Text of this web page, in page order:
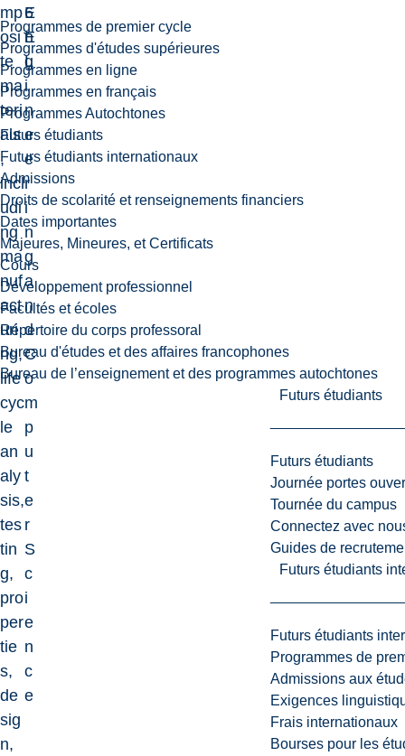
Programmes de premier cycle
Programmes d'études supérieures
Programmes en ligne
Programmes en français
Programmes Autochtones
Futurs étudiants
Futurs étudiants internationaux
Admissions
Droits de scolarité et renseignements financiers
Dates importantes
Majeures, Mineures, et Certificats
Cours
Développement professionnel
Facultés et écoles
Répertoire du corps professoral
Bureau d'études et des affaires francophones
Bureau de l’enseignement et des programmes autochtones
Futurs étudiants
Futurs étudiants
Journée portes
Tournée du campus
Connectez avec
Guides de
Futurs étudiants
Futurs étudiants
Programmes de
Admissions aux
Exigences
Frais internationaux
Bourses pour les
mp
osi
te
ma
teri
als
,
incl
udi
ng
ma
nuf
act
uri
ng,
life
cyc
le
an
aly
sis,
tes
tin
g,
pro
per
tie
s,
de
sig
n,
6
E
L
E
n
g
i
n
e
e
r
i
n
g
a
n
d
C
o
m
p
u
t
e
r
S
c
i
e
n
c
e